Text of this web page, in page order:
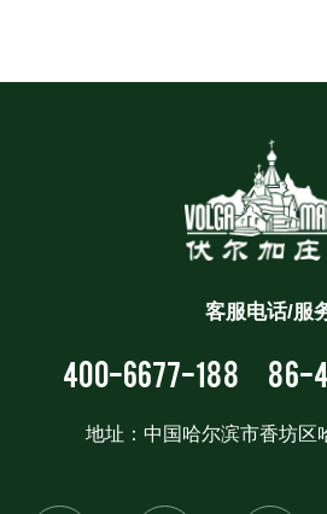
客服电话/服
400-6677-188 86-
地址：中国哈尔滨市香坊区